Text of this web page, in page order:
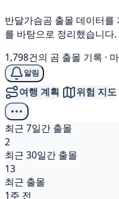
반달가슴곰 출몰 데이터를
를 바탕으로 정리했습니다.
1,798건의 곰 출몰 기록 ·
알림
여행 계획 위험 지도
최근 7일간 출몰
2
최근 30일간 출몰
13
최근 출몰
1주 전